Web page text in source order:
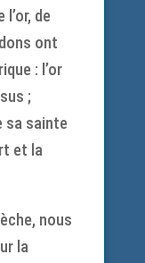
de
ont
: l’or
;
sa sainte
et la
nous
la